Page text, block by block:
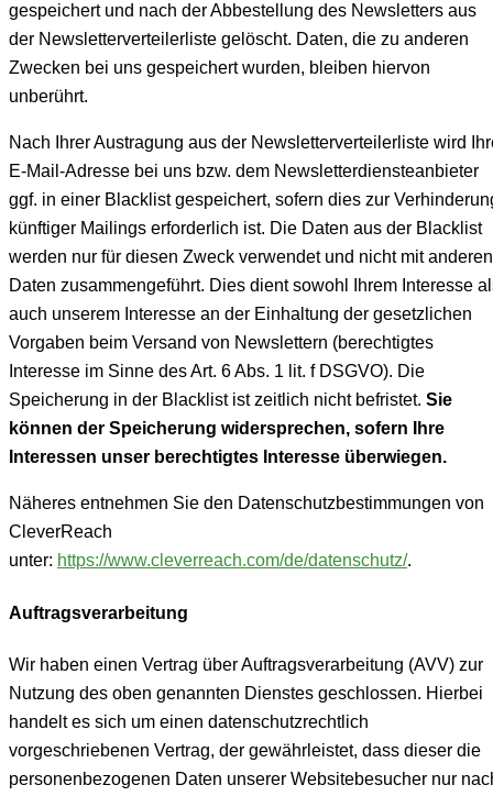
gespeichert und nach der Abbestellung des Newsletters aus
der Newsletterverteilerliste gelöscht. Daten, die zu anderen
Zwecken bei uns gespeichert wurden, bleiben hiervon
unberührt.
Nach Ihrer Austragung aus der Newsletterverteilerliste wird
E-Mail-Adresse bei uns bzw. dem Newsletterdiensteanbieter
ggf. in einer Blacklist gespeichert, sofern dies zur
künftiger Mailings erforderlich ist. Die Daten aus der Blacklist
werden nur für diesen Zweck verwendet und nicht mit anderen
Daten zusammengeführt. Dies dient sowohl Ihrem Interesse
auch unserem Interesse an der Einhaltung der gesetzlichen
Vorgaben beim Versand von Newslettern (berechtigtes
Interesse im Sinne des Art. 6 Abs. 1 lit. f DSGVO). Die
Speicherung in der Blacklist ist zeitlich nicht befristet. Sie
können der Speicherung widersprechen, sofern Ihre
Interessen unser berechtigtes Interesse überwiegen.
Näheres entnehmen Sie den Datenschutzbestimmungen von
CleverReach
unter: https://www.cleverreach.com/de/datenschutz/.
Auftragsverarbeitung
Wir haben einen Vertrag über Auftragsverarbeitung (AVV) zur
Nutzung des oben genannten Dienstes geschlossen. Hierbei
handelt es sich um einen datenschutzrechtlich
vorgeschriebenen Vertrag, der gewährleistet, dass dieser die
personenbezogenen Daten unserer Websitebesucher nur